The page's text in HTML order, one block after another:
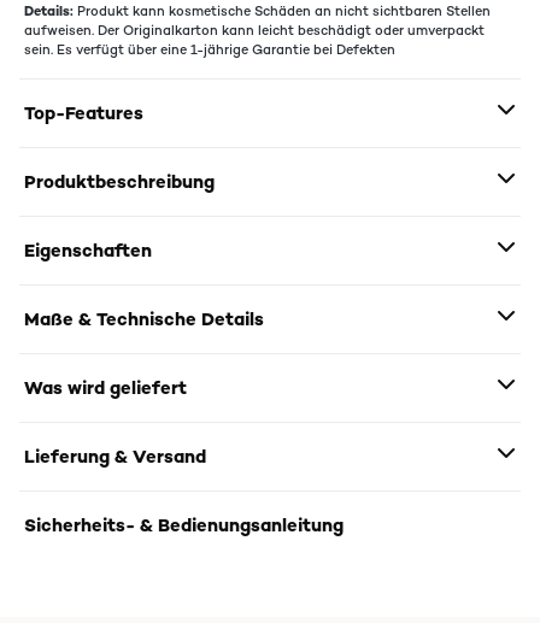
Details: Produkt kann kosmetische Schäden an nicht sichtbaren Stellen
aufweisen. Der Originalkarton kann leicht beschädigt oder umverpackt
sein. Es verfügt über eine 1-jährige Garantie bei Defekten
Top-Features
Produktbeschreibung
Eigenschaften
Maße & Technische Details
Was wird geliefert
Lieferung & Versand
Sicherheits- & Bedienungsanleitung